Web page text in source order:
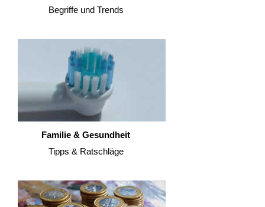
Begriffe und Trends
Familie & Gesundheit
Tipps & Ratschläge